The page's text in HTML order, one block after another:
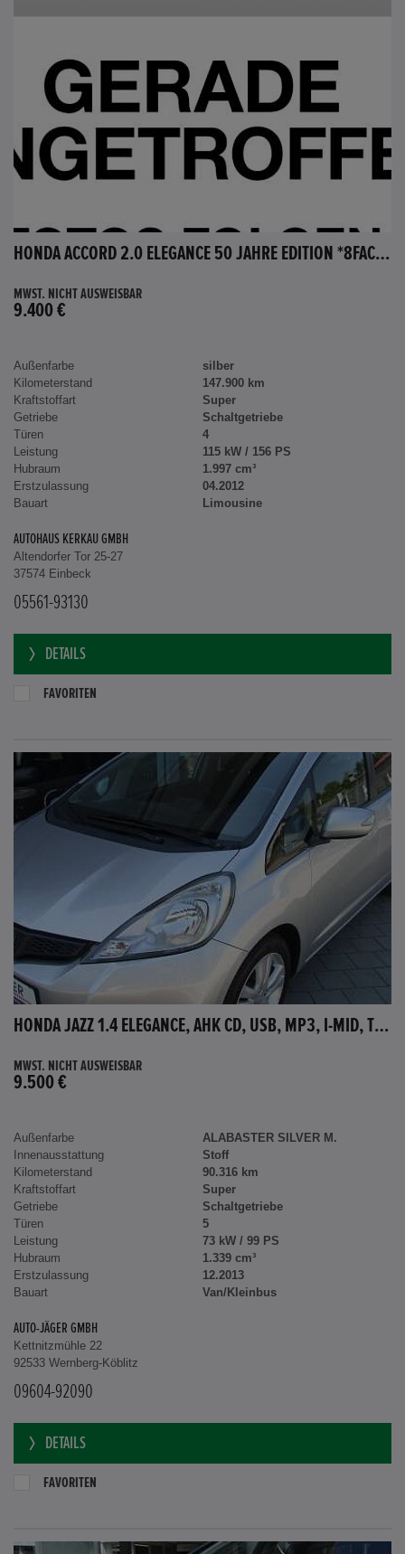
HONDA ACCORD 2.0 ELEGANCE 50 JAHRE EDITION *8FACH BEREIFT*
MWST. NICHT AUSWEISBAR
9.400 €
Außenfarbe
silber
Kilometerstand
147.900 km
Kraftstoffart
Super
Getriebe
Schaltgetriebe
Türen
4
Leistung
115 kW / 156 PS
Hubraum
1.997 cm³
Erstzulassung
04.2012
Bauart
Limousine
AUTOHAUS KERKAU GMBH
Altendorfer Tor 25-27
37574 Einbeck
05561-93130
DETAILS
FAVORITEN
HONDA JAZZ 1.4 ELEGANCE, AHK CD, USB, MP3, I-MID, TEMPOMAT, AUX-IN
MWST. NICHT AUSWEISBAR
9.500 €
Außenfarbe
ALABASTER SILVER M.
Innenausstattung
Stoff
Kilometerstand
90.316 km
Kraftstoffart
Super
Getriebe
Schaltgetriebe
Türen
5
Leistung
73 kW / 99 PS
Hubraum
1.339 cm³
Erstzulassung
12.2013
Bauart
Van/Kleinbus
AUTO-JÄGER GMBH
Kettnitzmühle 22
92533 Wernberg-Köblitz
09604-92090
DETAILS
FAVORITEN